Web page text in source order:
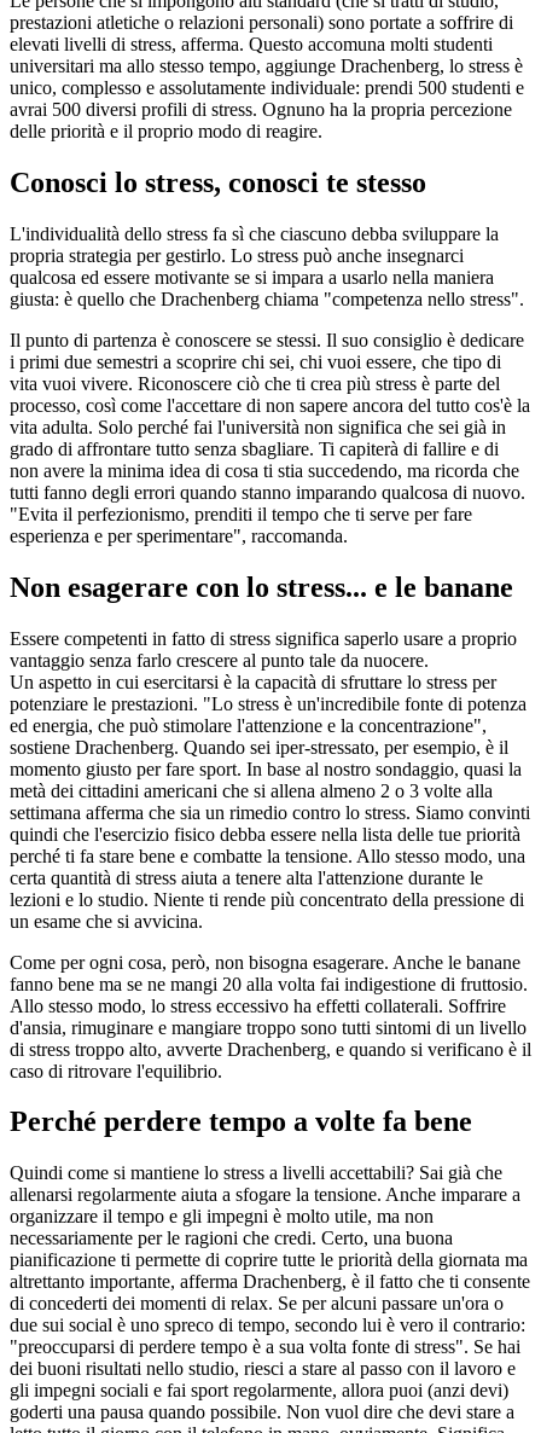
prestazioni atletiche o relazioni personali) sono portate a soffrire di
elevati livelli di stress, afferma. Questo accomuna molti studenti
universitari ma allo stesso tempo, aggiunge Drachenberg, lo stress è
unico, complesso e assolutamente individuale: prendi 500 studenti e
avrai 500 diversi profili di stress. Ognuno ha la propria percezione
delle priorità e il proprio modo di reagire.
Conosci lo stress, conosci te stesso
L'individualità dello stress fa sì che ciascuno debba sviluppare la
propria strategia per gestirlo. Lo stress può anche insegnarci
qualcosa ed essere motivante se si impara a usarlo nella maniera
giusta: è quello che Drachenberg chiama "competenza nello stress".
Il punto di partenza è conoscere se stessi. Il suo consiglio è dedicare
i primi due semestri a scoprire chi sei, chi vuoi essere, che tipo di
vita vuoi vivere. Riconoscere ciò che ti crea più stress è parte del
processo, così come l'accettare di non sapere ancora del tutto cos'è la
vita adulta. Solo perché fai l'università non significa che sei già in
grado di affrontare tutto senza sbagliare. Ti capiterà di fallire e di
non avere la minima idea di cosa ti stia succedendo, ma ricorda che
tutti fanno degli errori quando stanno imparando qualcosa di nuovo.
"Evita il perfezionismo, prenditi il tempo che ti serve per fare
esperienza e per sperimentare", raccomanda.
Non esagerare con lo stress... e le banane
Essere competenti in fatto di stress significa saperlo usare a proprio
vantaggio senza farlo crescere al punto tale da nuocere.
Un aspetto in cui esercitarsi è la capacità di sfruttare lo stress per
potenziare le prestazioni. "Lo stress è un'incredibile fonte di potenza
ed energia, che può stimolare l'attenzione e la concentrazione",
sostiene Drachenberg. Quando sei iper-stressato, per esempio, è il
momento giusto per fare sport. In base al nostro sondaggio, quasi la
metà dei cittadini americani che si allena almeno 2 o 3 volte alla
settimana afferma che sia un rimedio contro lo stress. Siamo convinti
quindi che l'esercizio fisico debba essere nella lista delle tue priorità
perché ti fa stare bene e combatte la tensione. Allo stesso modo, una
certa quantità di stress aiuta a tenere alta l'attenzione durante le
lezioni e lo studio. Niente ti rende più concentrato della pressione di
un esame che si avvicina.
Come per ogni cosa, però, non bisogna esagerare. Anche le banane
fanno bene ma se ne mangi 20 alla volta fai indigestione di fruttosio.
Allo stesso modo, lo stress eccessivo ha effetti collaterali. Soffrire
d'ansia, rimuginare e mangiare troppo sono tutti sintomi di un livello
di stress troppo alto, avverte Drachenberg, e quando si verificano è il
caso di ritrovare l'equilibrio.
Perché perdere tempo a volte fa bene
Quindi come si mantiene lo stress a livelli accettabili? Sai già che
allenarsi regolarmente aiuta a sfogare la tensione. Anche imparare a
organizzare il tempo e gli impegni è molto utile, ma non
necessariamente per le ragioni che credi. Certo, una buona
pianificazione ti permette di coprire tutte le priorità della giornata ma
altrettanto importante, afferma Drachenberg, è il fatto che ti consente
di concederti dei momenti di relax. Se per alcuni passare un'ora o
due sui social è uno spreco di tempo, secondo lui è vero il contrario:
"preoccuparsi di perdere tempo è a sua volta fonte di stress". Se hai
dei buoni risultati nello studio, riesci a stare al passo con il lavoro e
gli impegni sociali e fai sport regolarmente, allora puoi (anzi devi)
goderti una pausa quando possibile. Non vuol dire che devi stare a